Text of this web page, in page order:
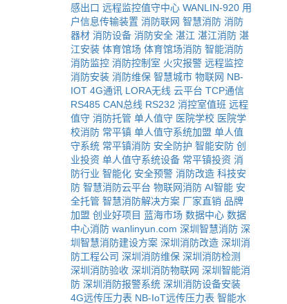
感出口 远程监控值守中心 WANLIN-920 用
户信息传输装置 消防联网 智慧消防 消防
器材 消防设备 消防安全 湛江 湛江消防 湛
江安装 体育馆场 体育馆场消防 智能消防
消防监控 消防控制室 火灾报警 远程监控
消防安装 消防维保 智慧城市 物联网 NB-
IOT 4G通讯 LORA无线 云平台 TCP通信
RS485 CAN总线 RS232 消控室值班 远程
值守 消防托管 单人值守 医院学校 医院学
校消防 常平镇 单人值守系统加盟 单人值
守系统 常平镇消防 安全防护 智能安防 创
业投资 单人值守系统设备 常平镇投资 消
防行业 智能化 安全预警 消防改造 科技安
防 智慧消防云平台 物联网消防 AI智能 安
全托管 智慧消防解决方案 厂家直销 品牌
加盟 创业好项目 蓝海市场 数据中心 数据
中心消防 wanlinyun.com 深圳智慧消防 深
圳智慧消防建设方案 深圳消防改造 深圳消
防工程公司 深圳消防维保 深圳消防检测
深圳消防验收 深圳消防物联网 深圳智能消
防 深圳消防报警系统 深圳消防设备安装
4G远传压力表 NB-IoT远传压力表 智能水